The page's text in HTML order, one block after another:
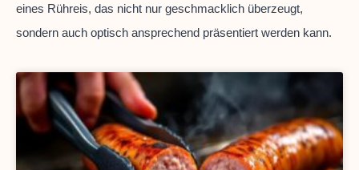
eines Rühreis, das nicht nur geschmacklich überzeugt,
sondern auch optisch ansprechend präsentiert werden kann.